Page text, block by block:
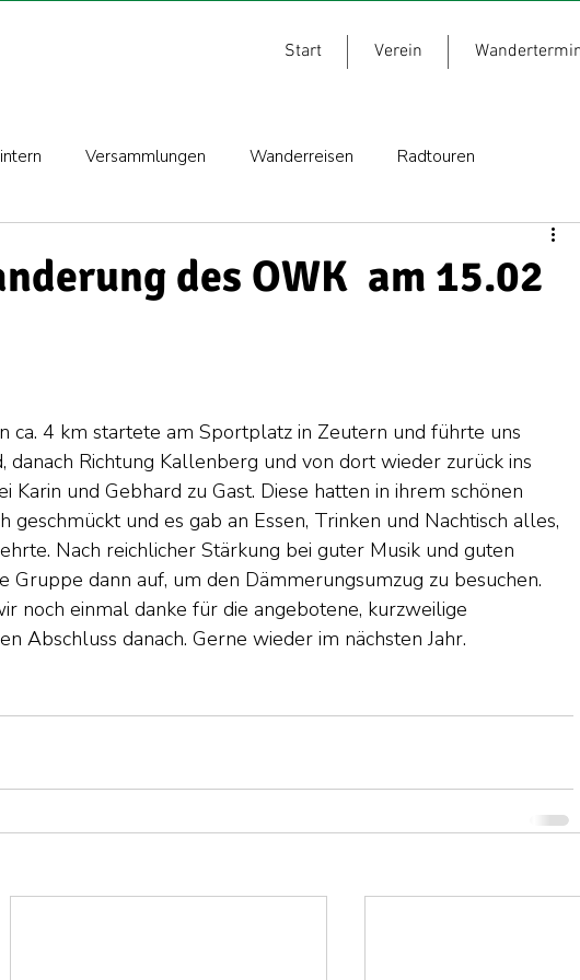
Start Verein
Versammlungen Wanderreisen Radtouren
des OWK am 15.02
ca. 4 km startete am Sportplatz in Zeutern und führte uns
danach Richtung Kallenberg und von dort wieder zurück ins
Karin und Gebhard zu Gast. Diese hatten in ihrem schönen
geschmückt und es gab an Essen, Trinken und Nachtisch alles,
Nach reichlicher Stärkung bei guter Musik und guten
Gruppe dann auf, um den Dämmerungsumzug zu besuchen.
noch einmal danke für die angebotene, kurzweilige
Abschluss danach. Gerne wieder im nächsten Jahr.